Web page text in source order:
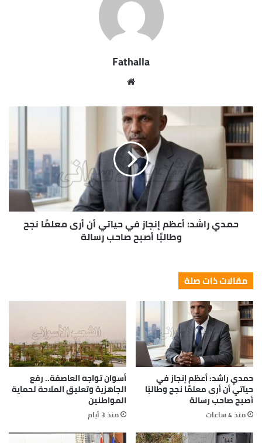
focused. In life you have to take the trash out, if you
have trash in your life, take it out, throw it away, get rid
of it, major key. Learning is cool, but knowing is better,
and I know the key to success. Let’s see what Chef Dee
got that they don’t want us to eat. Cloth talk.
the best. I’m giving you cloth talk, cloth. Special cloth
alert, cut from a special cloth. I’m giving you cloth talk,
cloth. Special cloth alert, cut from a special cloth. Look
at the sunset, life is amazing, life is beautiful, life is what
you make it. The key to more success is to have a lot of
pillows. You should never complain, complaining is a
weak emotion, you got life, we breathing, we blessed.
You see the hedges, how I got it shaped up? It’s
important to shape up your hedges, it’s like getting a
now it’s green because I ain’t give up. Never surrender.
[/padding]
Great things in business are never
done by one person. They’re done by a
team of people.